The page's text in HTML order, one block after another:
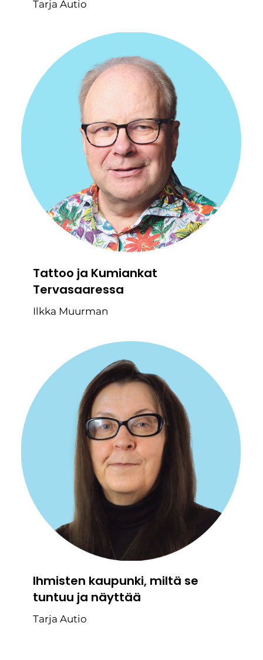
Tarja Autio
Tattoo ja Kumiankat
Tervasaaressa
Ilkka Muurman
Ihmisten kaupunki, miltä se
tuntuu ja näyttää
Tarja Autio